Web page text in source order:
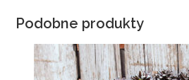
Podobne produkty